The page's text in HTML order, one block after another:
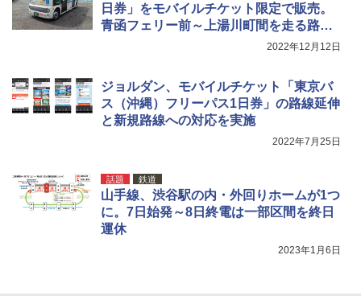
着替えテント トイレテント 透けない【換気
コンパクト iimono117 (ブルー)
￥3,180
日券」をモバイルチケット限定で販売。
青函フェリー前～上湯川町間を走る路線
2022年12月12日
ジョルダン、モバイルチケット「東京バ
ス（沖縄）フリーパス1日券」の路線延伸
と新規路線への対応を実施
2022年7月25日
話題 鉄道
山手線、渋谷駅の内・外回りホームが1つ
に。7日始発～8日終電は一部区間を終日
運休
2023年1月6日